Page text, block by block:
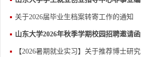
关于2026届毕业生档案转寄工作的通知
山东大学2026年秋季学期校园招聘邀请函